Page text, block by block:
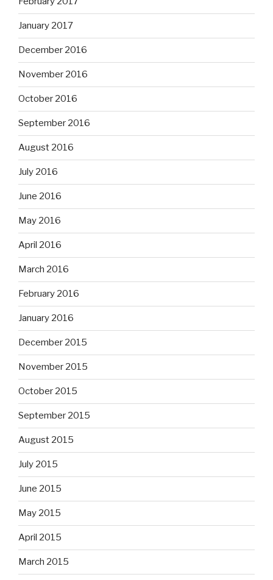
January 2017
December 2016
November 2016
October 2016
September 2016
August 2016
July 2016
June 2016
May 2016
April 2016
March 2016
February 2016
January 2016
December 2015
November 2015
October 2015
September 2015
August 2015
July 2015
June 2015
May 2015
April 2015
March 2015